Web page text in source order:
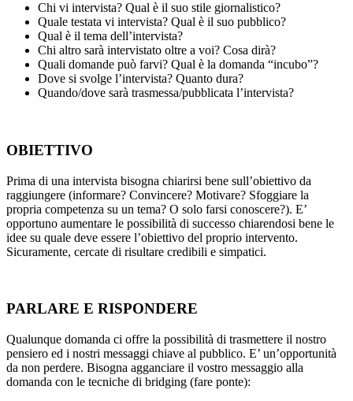
Chi vi intervista? Qual è il suo stile giornalistico?
Quale testata vi intervista? Qual è il suo pubblico?
Qual è il tema dell’intervista?
Chi altro sarà intervistato oltre a voi? Cosa dirà?
Quali domande può farvi? Qual è la domanda “incubo”?
Dove si svolge l’intervista? Quanto dura?
Quando/dove sarà trasmessa/pubblicata l’intervista?
OBIETTIVO
Prima di una intervista bisogna chiarirsi bene sull’obiettivo da
raggiungere (informare? Convincere? Motivare? Sfoggiare la
propria competenza su un tema? O solo farsi conoscere?). E’
opportuno aumentare le possibilità di successo chiarendosi bene le
idee su quale deve essere l’obiettivo del proprio intervento.
Sicuramente, cercate di risultare credibili e simpatici.
PARLARE E RISPONDERE
Qualunque domanda ci offre la possibilità di trasmettere il nostro
pensiero ed i nostri messaggi chiave al pubblico. E’ un’opportunità
da non perdere. Bisogna agganciare il vostro messaggio alla
domanda con le tecniche di bridging (fare ponte):